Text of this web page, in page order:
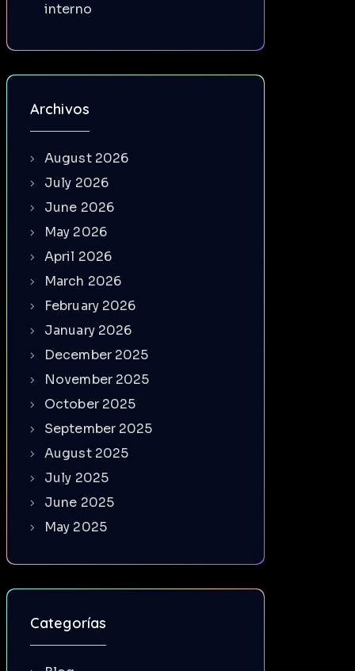
interno
Archivos
August 2026
July 2026
June 2026
May 2026
April 2026
March 2026
February 2026
January 2026
December 2025
November 2025
October 2025
September 2025
August 2025
July 2025
June 2025
May 2025
Categorías